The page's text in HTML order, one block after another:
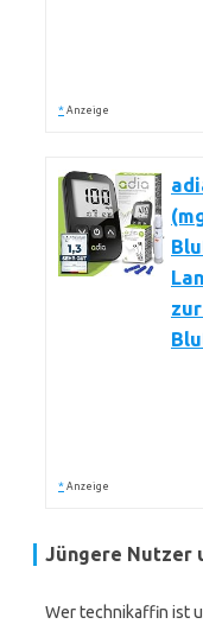
* Anzeige
* Anzeige
Jüngere Nutzer
Wer technikaffin ist